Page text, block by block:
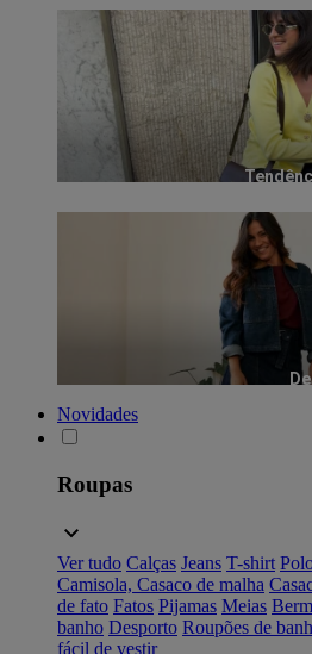
Novidades
Roupas
Ver tudo Calças Jeans T-shirt
Camisola, Casaco de malha
de fato Fatos Pijamas Meias
banho Desporto Roupões de
fácil de vestir